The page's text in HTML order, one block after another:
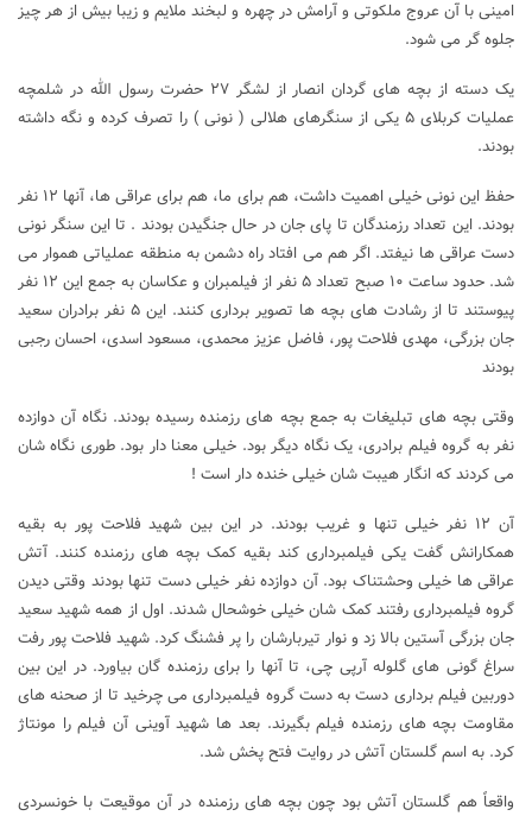
امینی با آن عروج ملکوتی و آرامش در چهره و لبخند ملایم و زیبا بیش از هر چیز
جلوه گر می شود.
یک دسته از بچه های گردان انصار از لشگر ۲۷ حضرت رسول الله در شلمچه
عملیات کربلای ۵ یکی از سنگرهای هلالی ( نونی ) را تصرف کرده و نگه داشته
بودند.
حفظ این نونی خیلی اهمیت داشت، هم برای ما، هم برای عراقی ها، آنها ۱۲ نفر
بودند. این تعداد رزمندگان تا پای جان در حال جنگیدن بودند . تا این سنگر نونی
دست عراقی ها نیفتد. اگر هم می افتاد راه دشمن به منطقه عملیاتی هموار می
شد. حدود ساعت ۱۰ صبح تعداد ۵ نفر از فیلمبران و عکاسان به جمع این ۱۲ نفر
پیوستند تا از رشادت های بچه ها تصویر برداری کنند. این ۵ نفر برادران سعید
جان بزرگی، مهدی فلاحت پور، فاضل عزیز محمدی، مسعود اسدی، احسان رجبی
بودند
وقتی بچه های تبلیغات به جمع بچه های رزمنده رسیده بودند. نگاه آن دوازده
نفر به گروه فیلم برادری، یک نگاه دیگر بود. خیلی معنا دار بود. طوری نگاه شان
می کردند که انگار هیبت شان خیلی خنده دار است !
آن ۱۲ نفر خیلی تنها و غریب بودند. در این بین شهید فلاحت پور به بقیه
همکارانش گفت یکی فیلمبرداری کند بقیه کمک بچه های رزمنده کنند. آتش
عراقی ها خیلی وحشتناک بود. آن دوازده نفر خیلی دست تنها بودند وقتی دیدن
گروه فیلمبرداری رفتند کمک شان خیلی خوشحال شدند. اول از همه شهید سعید
جان بزرگی آستین بالا زد و نوار تیربارشان را پر فشنگ کرد. شهید فلاحت پور رفت
سراغ گونی های گلوله آرپی چی، تا آنها را برای رزمنده گان بیاورد. در این بین
دوربین فیلم برداری دست به دست گروه فیلمبرداری می چرخید تا از صحنه های
مقاومت بچه های رزمنده فیلم بگیرند. بعد ها شهید آوینی آن فیلم را مونتاژ
کرد. به اسم گلستان آتش در روایت فتح پخش شد.
واقعاً هم گلستان آتش بود چون بچه های رزمنده در آن موقیعت با خونسردی